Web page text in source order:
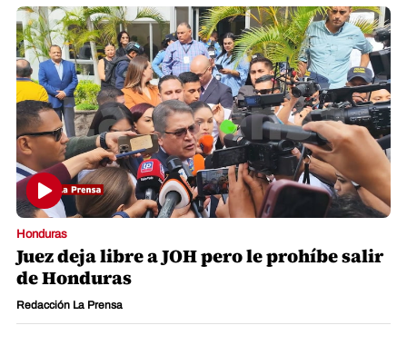
Honduras
Juez deja libre a JOH pero le prohíbe salir
de Honduras
Redacción La Prensa